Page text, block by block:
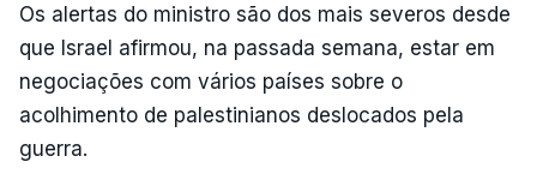
Os alertas do ministro são dos mais severos desde
que Israel afirmou, na passada semana, estar em
negociações com vários países sobre o
acolhimento de palestinianos deslocados pela
guerra.